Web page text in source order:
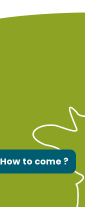
How to come ?